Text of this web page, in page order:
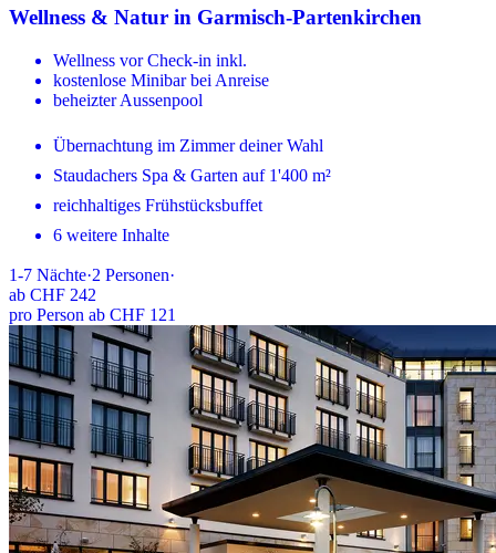
Wellness & Natur in Garmisch-Partenkirchen
Wellness vor Check-in inkl.
kostenlose Minibar bei Anreise
beheizter Aussenpool
Übernachtung im Zimmer deiner Wahl
Staudachers Spa & Garten auf 1'400 m²
reichhaltiges Frühstücksbuffet
6 weitere Inhalte
1-7 Nächte·2 Personen·
ab CHF 242
pro Person ab CHF 121